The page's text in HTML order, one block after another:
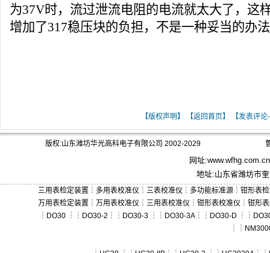
为37V时，流过泄流电阻的电流就太大了，这
增加了317稳压块的负担，不是一种妥当的办
【版权声明】 【返回首页】 【发表评论-
版权:山东潍坊华光高科电子有限公司 2002-2029
网址:www.wfhg.com.cn
地址:山东省潍坊市
三用表检定装置 ┆ 多用表校准仪 ┆ 三表校准仪 ┆ 多功能标准源 ┆ 钳形表
万用表检定装置 ┆ 万用表校准仪 ┆ 三用表校准仪 ┆ 钳形表校准仪 ┆ 钳形
┆ DO30 ┆┆ DO30-2 ┆┆ DO30-3 ┆┆ DO30-3A ┆┆ DO30-D ┆┆
┆┆